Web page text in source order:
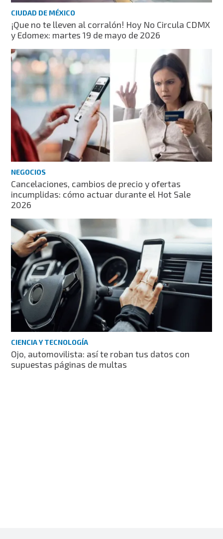
CIUDAD DE MÉXICO
¡Que no te lleven al corralón! Hoy No Circula CDMX
y Edomex: martes 19 de mayo de 2026
NEGOCIOS
Cancelaciones, cambios de precio y ofertas
incumplidas: cómo actuar durante el Hot Sale
2026
CIENCIA Y TECNOLOGÍA
Ojo, automovilista: así te roban tus datos con
supuestas páginas de multas